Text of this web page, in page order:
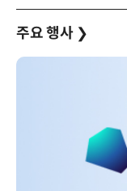
주요 행사 ❯